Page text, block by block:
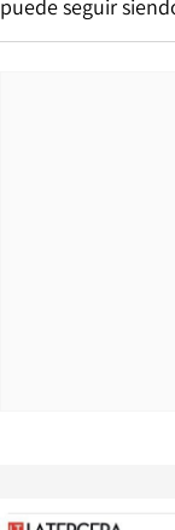
puede seguir